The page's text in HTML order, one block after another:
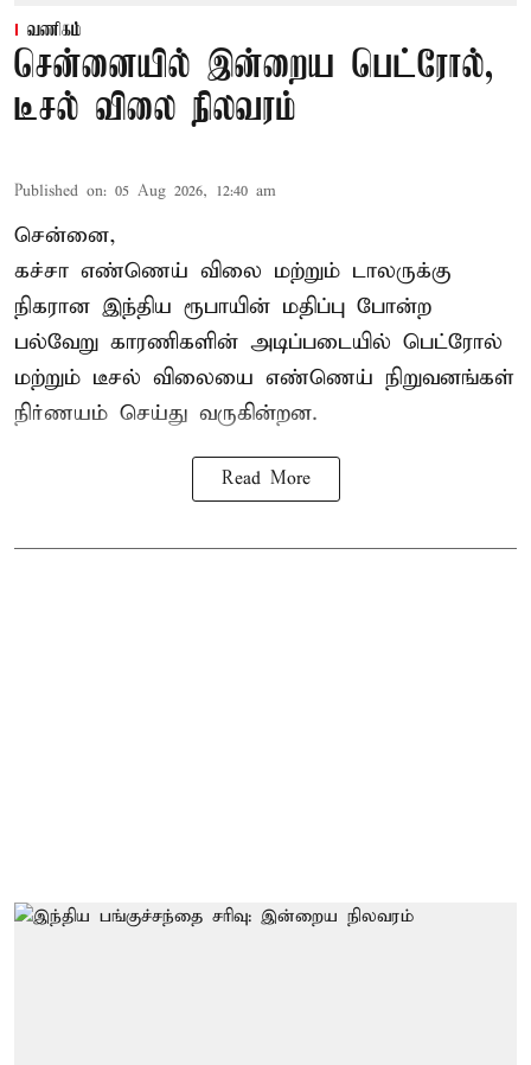
வணிகம்
சென்னையில் இன்றைய பெட்ரோல்,
டீசல் விலை நிலவரம்
Published on: 05 Aug 2026, 12:40 am
சென்னை,
கச்சா எண்ணெய் விலை மற்றும் டாலருக்கு
நிகரான இந்திய ரூபாயின் மதிப்பு போன்ற
பல்வேறு காரணிகளின் அடிப்படையில் பெட்ரோல்
மற்றும் டீசல் விலையை எண்ணெய் நிறுவனங்கள்
நிர்ணயம் செய்து வருகின்றன.
Read More